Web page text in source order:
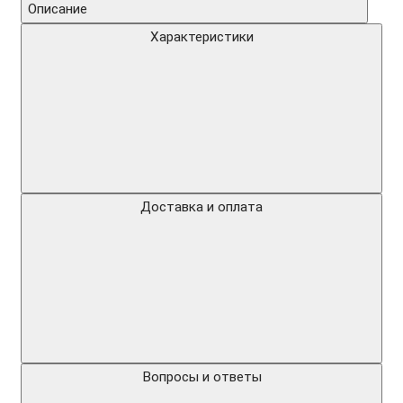
Описание
Характеристики
Доставка и оплата
Вопросы и ответы